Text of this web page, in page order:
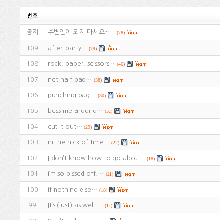
번호
공지 주변인이 되지 마세요~… (78)
109 after-party… (79)
108 rock, paper, scissors… (46)
107 not half bad… (38)
106 punching bag… (30)
105 boss me around… (32)
104 cut it out… (29)
103 in the nick of time… (22)
102 I don’t know how to go abou… (18)
101 I’m so pissed off.… (21)
100 if nothing else… (18)
99 It’s (just) as well.… (14)